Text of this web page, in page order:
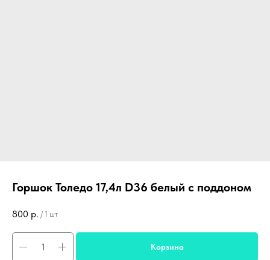
Горшок Толедо 17,4л D36 белый с поддоном
800 р. / 1 шт
Корзина